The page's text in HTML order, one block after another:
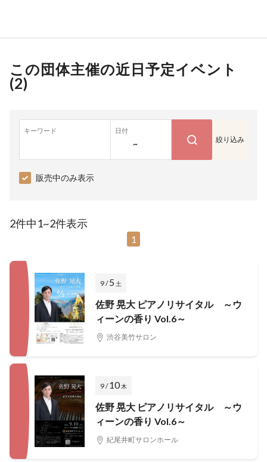
この団体主催の近日予定イベント
(2)
キーワード 日付
~ 絞り込み
販売中のみ表示
2件中1~2件表示
1
9 /5 土
佐野 晃大 ピアノリサイタル ～ウ
ィーンの香り Vol.6～
渋谷美竹サロン
9 /10木
佐野 晃大 ピアノリサイタル ～ウ
ィーンの香り Vol.6～
紀尾井町サロンホール